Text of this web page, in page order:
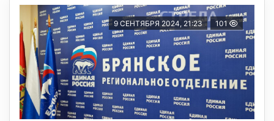
9 СЕНТЯБРЯ 2024, 21:23 101